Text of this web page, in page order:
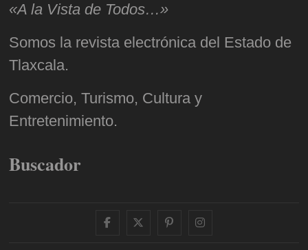
«A la Vista de Todos…»
Somos la revista electrónica del Estado de
Tlaxcala.
Comercio, Turismo, Cultura y
Entretenimiento.
Buscador
facebooktwitter
pinterestinstagram